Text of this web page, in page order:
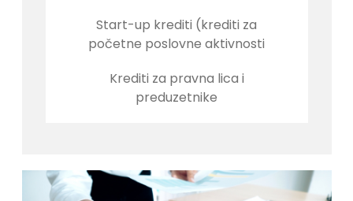
Start-up krediti (krediti za
početne poslovne aktivnosti
Krediti za pravna lica i
preduzetnike